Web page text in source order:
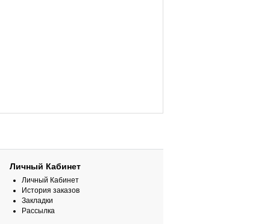
Личный Кабинет
Личный Кабинет
История заказов
Закладки
Рассылка